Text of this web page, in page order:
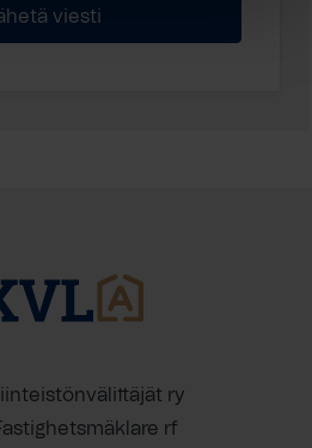
ry
rf